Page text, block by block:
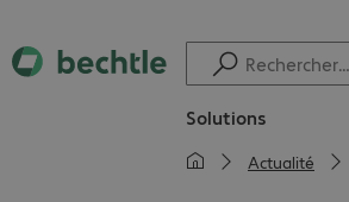
Solutions
Actualité